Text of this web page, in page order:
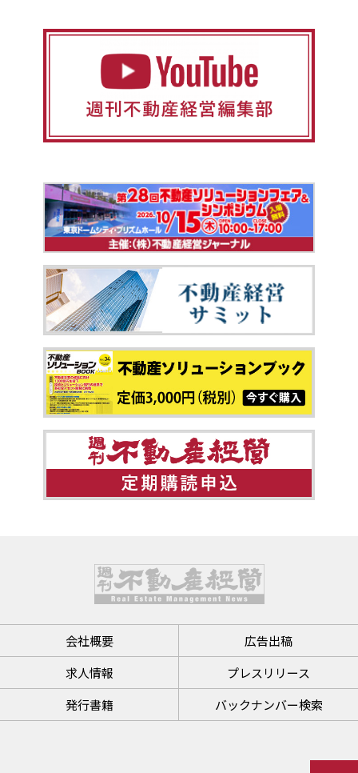
会社概要
広告出稿
求人情報
プレスリリース
発行書籍
バックナンバー検索